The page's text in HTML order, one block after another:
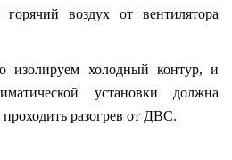
воздух от вентилятора
изолируем холодный контур, и
установки должна
разогрев от ДВС.